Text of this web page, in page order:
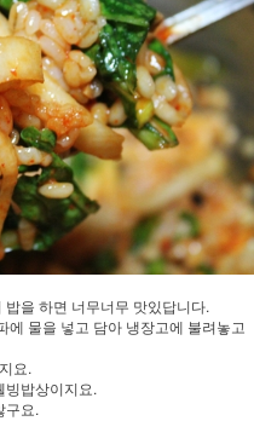
을 하면 너무너무 맛있답니다.
에 물을 넣고 담아 냉장고에 불려놓고
요.
빙밥상이지요.
구요.